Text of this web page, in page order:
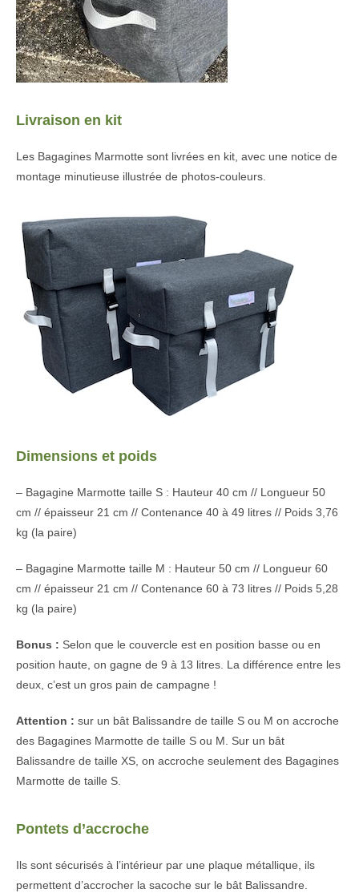
Livraison en kit
Les Bagagines Marmotte sont livrées en kit, avec une notice de
montage minutieuse illustrée de photos-couleurs.
Dimensions et poids
– Bagagine Marmotte taille S : Hauteur 40 cm // Longueur 50
cm // épaisseur 21 cm // Contenance 40 à 49 litres // Poids 3,76
kg (la paire)
– Bagagine Marmotte taille M : Hauteur 50 cm // Longueur 60
cm // épaisseur 21 cm // Contenance 60 à 73 litres // Poids 5,28
kg (la paire)
Bonus : Selon que le couvercle est en position basse ou en
position haute, on gagne de 9 à 13 litres. La différence entre les
deux, c’est un gros pain de campagne !
Attention : sur un bât Balissandre de taille S ou M on accroche
des Bagagines Marmotte de taille S ou M. Sur un bât
Balissandre de taille XS, on accroche seulement des Bagagines
Marmotte de taille S.
Pontets d’accroche
Ils sont sécurisés à l’intérieur par une plaque métallique, ils
permettent d’accrocher la sacoche sur le bât Balissandre.